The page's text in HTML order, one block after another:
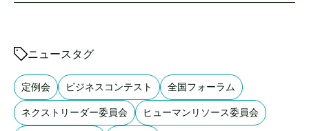
ニュースタグ
定例会 ビジネスコンテスト 全国フォーラム
ネクストリーダー委員会 ヒューマンリソース委員会